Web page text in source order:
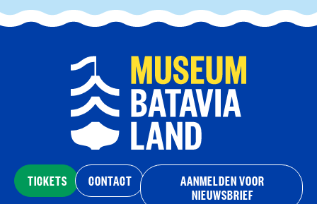
TICKETS CONTACT
AANMELDEN VOOR
NIEUWSBRIEF